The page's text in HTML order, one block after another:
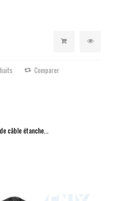
Comparer
câble étanche...